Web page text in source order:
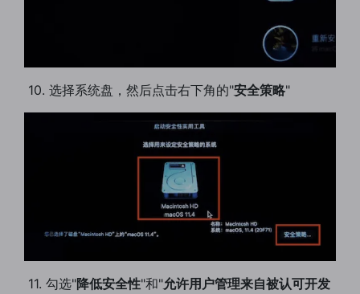
​ 10. 选择系统盘，然后点击右下角的"安全策略"
​ 11. 勾选"降低安全性"和"允许用户管理来自被认可开发